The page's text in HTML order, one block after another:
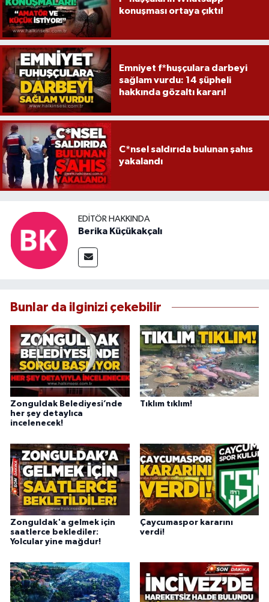
konuşması ortaya çıktı!
Emniyet f*huşçulara darbeyi
sağlam vurdu: 14 şüpheli
hakkında gözaltı kararı!
C*nsel saldırıda bulunan şahıs
yakalandı
EDITÖR HAKKINDA
Berika Küçükakçalı
Bunlar da ilginizi çekebilir
Zonguldak Belediyesi’nde
her şey detaylıca
incelenecek!
Tıklım tıklım!
Zonguldak'a gelmek için
saatlerce beklediler:
Yolcular yine mağdur!
Çaycumaspor kararını
verdi!